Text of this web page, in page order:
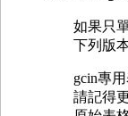
如果只
下列版
gcin專用
請記得